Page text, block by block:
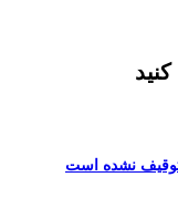
توقیف نشده است